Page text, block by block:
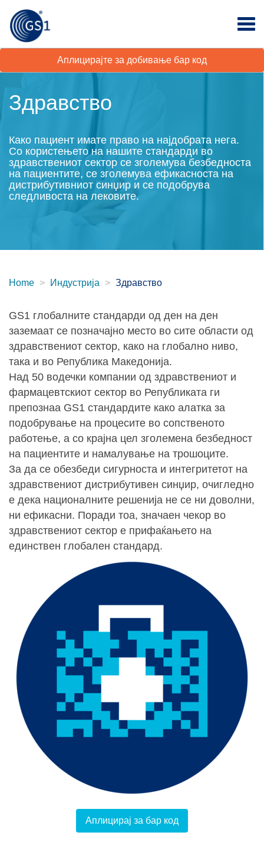
Аплицирајте за добивање бар код
Здравство
Како пациент имате право на најдобрата нега.
Со користењето на нашите стандарди во
здравствениот сектор се зголемува безбедноста
на пациентите, се зголемува ефикасноста на
дистрибутивниот синџир и се подобрува
следливоста на лековите.
Home Индустрија Здравство
GS1 глобалните стандарди од ден на ден
заземаат се позначајно место во сите области од
здравствениот сектор, како на глобално ниво,
така и во Република Македонија.
Над 50 водечки компании од здравствениот и
фармацевтскиот сектор во Републиката ги
препознаа GS1 стандардите како алатка за
подобрување на процесите во сопственото
работење, а со крајна цел зголемена безбедност
на пациентите и намалување на трошоците.
За да се обезбеди сигурноста и интегритетот на
здравствениот дистрибутивен синџир, очигледно
е дека националните решенија не се ни доволни,
ни ефикасни. Поради тоа, значаен чекор во
здравствениот сектор е прифаќањето на
единствен глобален стандард.
Аплицирај за бар код